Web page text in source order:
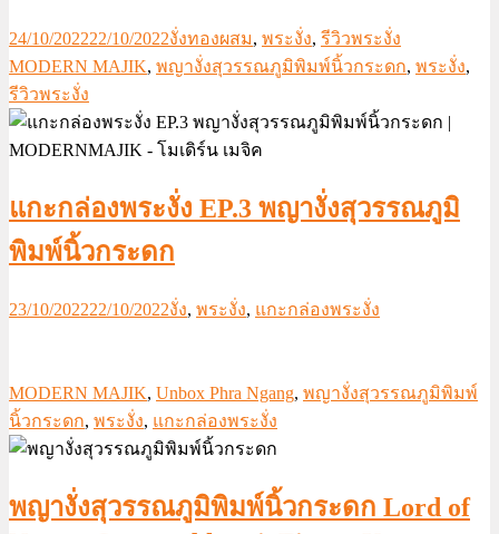
24/10/202222/10/2022งั่งทองผสม, พระงั่ง, รีวิวพระงั่ง
MODERN MAJIK, พญางั่งสุวรรณภูมิพิมพ์นิ้วกระดก, พระงั่ง,
รีวิวพระงั่ง
แกะกล่องพระงั่ง EP.3 พญางั่งสุวรรณภูมิ
พิมพ์นิ้วกระดก
23/10/202222/10/2022งั่ง, พระงั่ง, แกะกล่องพระงั่ง
MODERN MAJIK, Unbox Phra Ngang, พญางั่งสุวรรณภูมิพิมพ์
นิ้วกระดก, พระงั่ง, แกะกล่องพระงั่ง
พญางั่งสุวรรณภูมิพิมพ์นิ้วกระดก Lord of